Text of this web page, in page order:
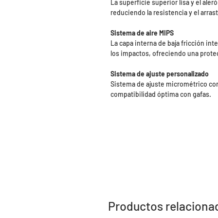
La superficie superior lisa y el
reduciendo la resistencia y el
Sistema de aire MIPS
La capa interna de baja fricción
los impactos, ofreciendo una
Sistema de ajuste personalizado
Sistema de ajuste micrométrico
compatibilidad óptima con gafas.
Productos